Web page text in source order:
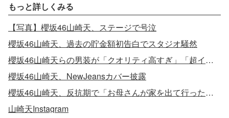
もっと詳しくみる
【写真】櫻坂46山崎天、ステージで号泣
櫻坂46山崎天、過去の貯金額初告白でスタジオ騒然
櫻坂46山崎天らの男装が「クオリティ高すぎ」「超イケメン」と話題
櫻坂46山崎天、NewJeansカバー披露
櫻坂46山崎天、反抗期で「お母さんが家を出て行った」過去
山崎天Instagram